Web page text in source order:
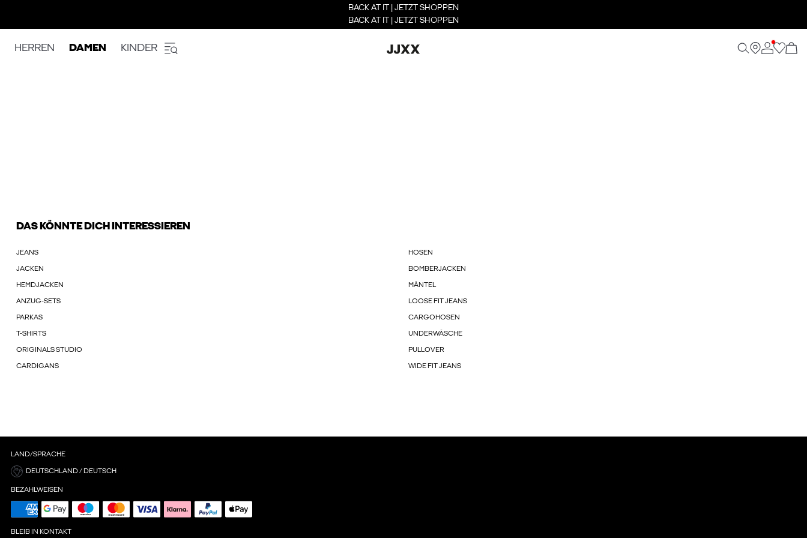
BACK AT IT | JETZT SHOPPEN
BACK AT IT | JETZT SHOPPEN
HERREN DAMEN KINDER
DAS KÖNNTE DICH INTERESSIEREN
JEANS HOSEN
JACKEN BOMBERJACKEN
HEMDJACKEN MÄNTEL
ANZUG-SETS LOOSE FIT JEANS
PARKAS CARGOHOSEN
T-SHIRTS UNDERWÄSCHE
ORIGINALS STUDIO PULLOVER
CARDIGANS WIDE FIT JEANS
LAND/SPRACHE
DEUTSCHLAND / DEUTSCH
BEZAHLWEISEN
BLEIB IN KONTAKT